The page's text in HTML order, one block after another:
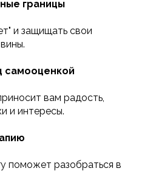
границы
и защищать свои
самооценкой
вам радость,
и интересы.
поможет разобраться в